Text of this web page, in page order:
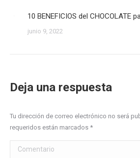
10 BENEFICIOS del CHOCOLATE
junio 9, 2022
Deja una respuesta
Tu dirección de correo electrónico no será
requeridos están marcados *
Comentario